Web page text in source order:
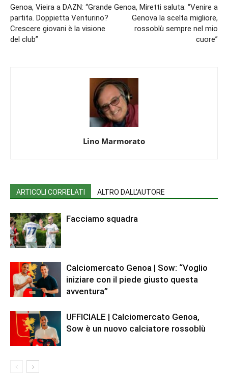
Genoa, Vieira a DAZN: “Grande
partita. Doppietta Venturino?
Crescere giovani è la visione
del club”
Genoa, Miretti saluta: “Venire a
Genova la scelta migliore,
rossoblù sempre nel mio
cuore”
Lino Marmorato
ARTICOLI CORRELATI ALTRO DALL'AUTORE
Facciamo squadra
Calciomercato Genoa | Sow: “Voglio
iniziare con il piede giusto questa
avventura”
UFFICIALE | Calciomercato Genoa,
Sow è un nuovo calciatore rossoblù